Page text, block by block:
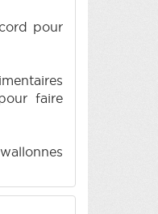
pour
faire